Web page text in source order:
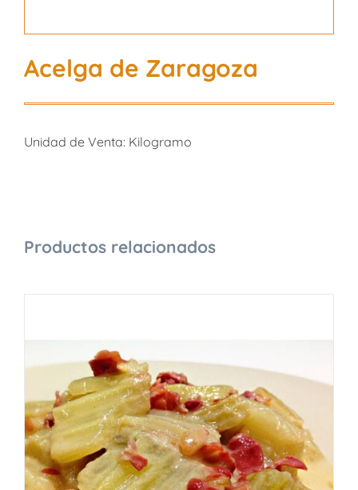
Acelga de Zaragoza
Unidad de Venta: Kilogramo
Productos relacionados